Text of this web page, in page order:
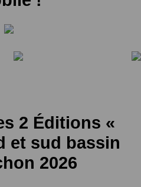
2 Éditions «
et sud bassin
2026